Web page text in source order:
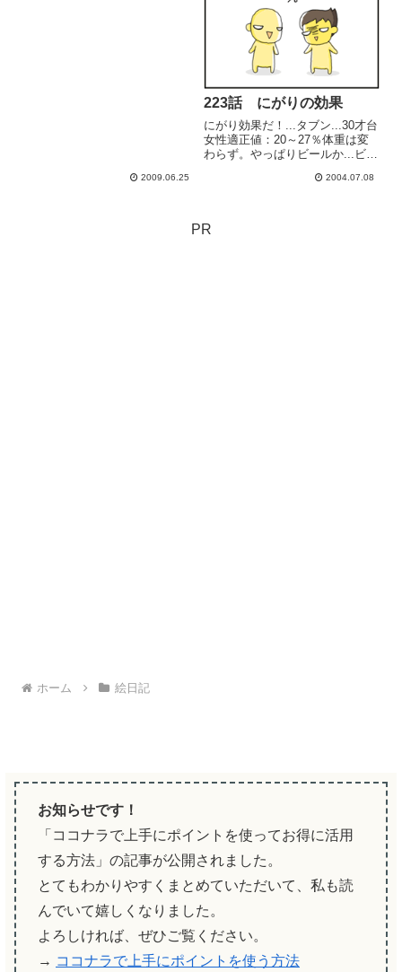
2009.06.25
223話 にがりの効果
にがり効果だ！...タブン...30才台
女性適正値：20～27％体重は変
わらず。やっぱりビールか...ビー
2004.07.08
PR
ホーム 絵日記
お知らせです！
「ココナラで上手にポイントを使ってお得に活用
する方法」の記事が公開されました。
とてもわかりやすくまとめていただいて、私も読
んでいて嬉しくなりました。
よろしければ、ぜひご覧ください。
→ ココナラで上手にポイントを使う方法